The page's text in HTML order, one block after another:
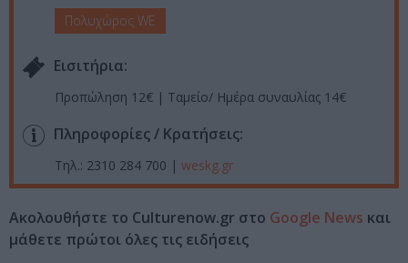
Πολυχώρος WE
Eισιτήρια:
Προπώληση 12€ | Ταμείο/ Ημέρα συναυλίας 14€
Πληροφορίες / Κρατήσεις:
Τηλ.: 2310 284 700 | weskg.gr
Ακολουθήστε το Culturenow.gr στο Google News και
μάθετε πρώτοι όλες τις ειδήσεις